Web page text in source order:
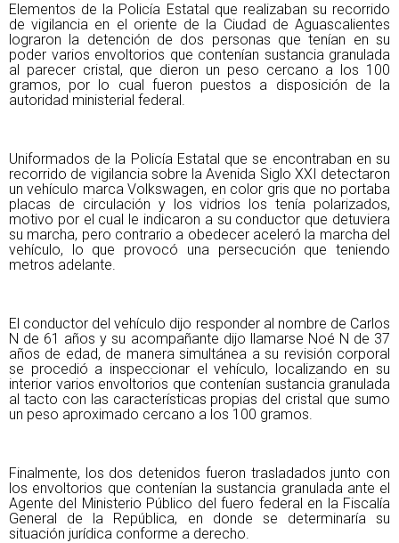
Elementos de la Policía Estatal que realizaban su recorrido
de vigilancia en el oriente de la Ciudad de Aguascalientes
lograron la detención de dos personas que tenían en su
poder varios envoltorios que contenían sustancia granulada
al parecer cristal, que dieron un peso cercano a los 100
gramos, por lo cual fueron puestos a disposición de la
autoridad ministerial federal.
Uniformados de la Policía Estatal que se encontraban en su
recorrido de vigilancia sobre la Avenida Siglo XXI detectaron
un vehículo marca Volkswagen, en color gris que no portaba
placas de circulación y los vidrios los tenía polarizados,
motivo por el cual le indicaron a su conductor que detuviera
su marcha, pero contrario a obedecer aceleró la marcha del
vehículo, lo que provocó una persecución que teniendo
metros adelante.
El conductor del vehículo dijo responder al nombre de Carlos
N de 61 años y su acompañante dijo llamarse Noé N de 37
años de edad, de manera simultánea a su revisión corporal
se procedió a inspeccionar el vehículo, localizando en su
interior varios envoltorios que contenían sustancia granulada
al tacto con las características propias del cristal que sumo
un peso aproximado cercano a los 100 gramos.
Finalmente, los dos detenidos fueron trasladados junto con
los envoltorios que contenían la sustancia granulada ante el
Agente del Ministerio Público del fuero federal en la Fiscalía
General de la República, en donde se determinaría su
situación jurídica conforme a derecho.